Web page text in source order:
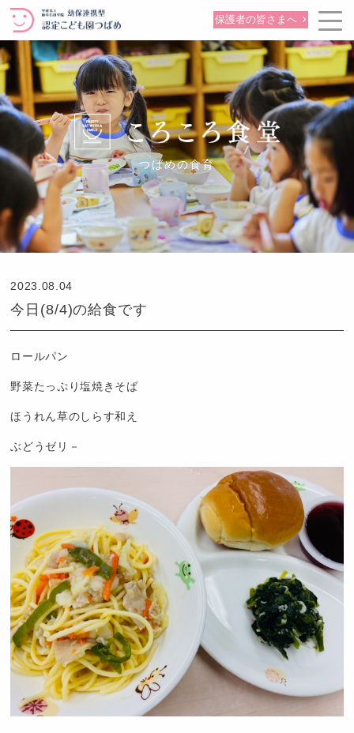
保護者の皆さまへ
つばめの食育
2023.08.04
今日(8/4)の給食です
ロールパン
野菜たっぷり塩焼きそば
ほうれん草のしらす和え
ぶどうゼリ－